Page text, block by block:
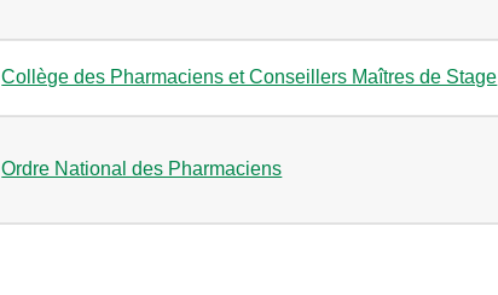
Collège des Pharmaciens et Conseillers Maîtres de Stage
Ordre National des Pharmaciens